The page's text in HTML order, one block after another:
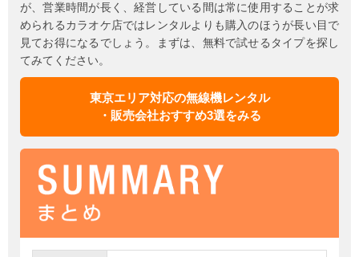
が、営業時間が長く、経営している間は常に使用することが求
められるカラオケ店ではレンタルよりも購入のほうが長い目で
見てお得になるでしょう。まずは、無料で試せるタイプを探し
てみてください。
東京エリア対応の無線機レンタル
・販売会社おすすめ3選をみる